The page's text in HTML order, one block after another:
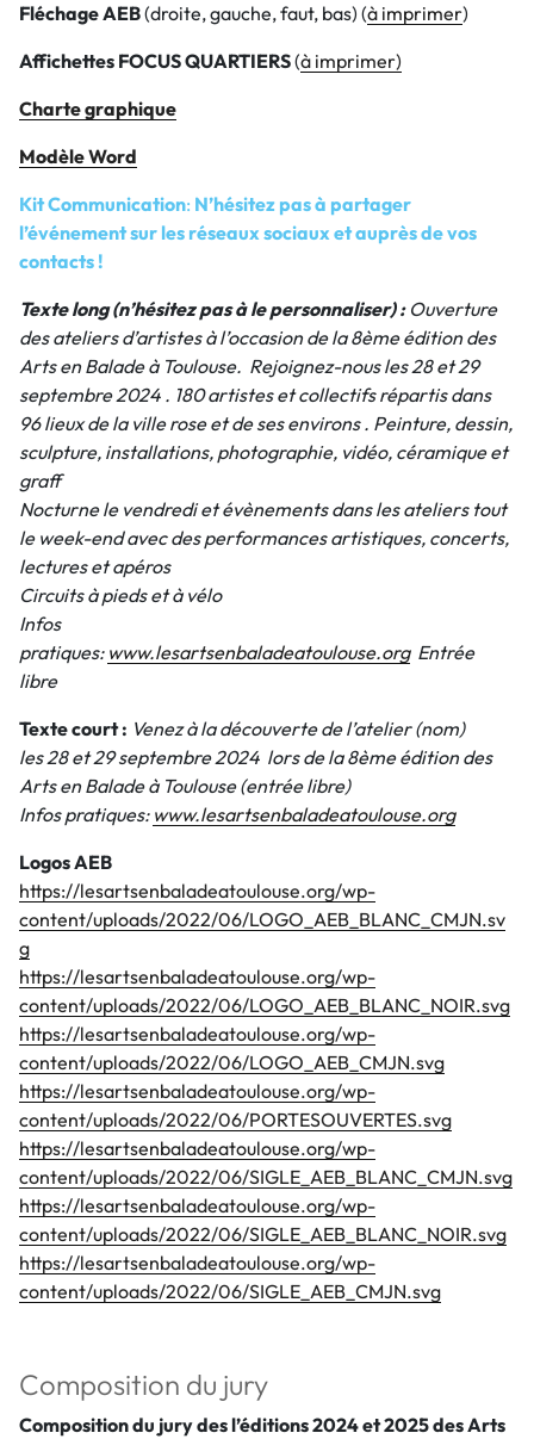
Fléchage AEB(droite, gauche, faut, bas) (à imprimer)
Affichettes FOCUS QUARTIERS(à imprimer)
Charte graphique
Modèle Word
Kit Communication: N’hésitez pas à partager
l’événement sur les réseaux sociaux et auprès de vos
contacts !
Texte long (n’hésitez pas à le personnaliser) : Ouverture
des ateliers d’artistes à l’occasion de la 8ème édition des
Arts en Balade à Toulouse. Rejoignez-nous les 28 et 29
septembre 2024 . 180 artistes et collectifs répartis dans
96 lieux de la ville rose et de ses environs . Peinture, dessin,
sculpture, installations, photographie, vidéo, céramique et
graff
Nocturne le vendredi et évènements dans les ateliers tout
le week-end avec des performances artistiques, concerts,
lectures et apéros
Circuits à pieds et à vélo
Infos
pratiques: www.lesartsenbaladeatoulouse.orgEntrée
libre
Texte court : Venez à la découverte de l’atelier (nom)
les 28 et 29 septembre2024 lors de la 8ème édition des
Arts en Balade à Toulouse (entrée libre)
Infos pratiques: www.lesartsenbaladeatoulouse.org
Logos AEB
https://lesartsenbaladeatoulouse.org/wp-
content/uploads/2022/06/LOGO_AEB_BLANC_CMJN.sv
g
https://lesartsenbaladeatoulouse.org/wp-
content/uploads/2022/06/LOGO_AEB_BLANC_NOIR.svg
https://lesartsenbaladeatoulouse.org/wp-
content/uploads/2022/06/LOGO_AEB_CMJN.svg
https://lesartsenbaladeatoulouse.org/wp-
content/uploads/2022/06/PORTESOUVERTES.svg
https://lesartsenbaladeatoulouse.org/wp-
content/uploads/2022/06/SIGLE_AEB_BLANC_CMJN.svg
https://lesartsenbaladeatoulouse.org/wp-
content/uploads/2022/06/SIGLE_AEB_BLANC_NOIR.svg
https://lesartsenbaladeatoulouse.org/wp-
content/uploads/2022/06/SIGLE_AEB_CMJN.svg
Composition du jury
Composition du jury des l’éditions 2024 et 2025 des Arts